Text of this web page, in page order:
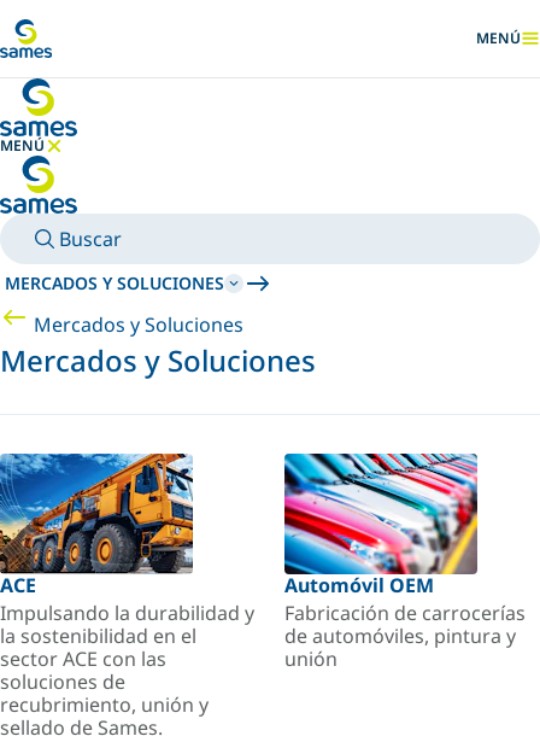
MENÚ
MENÚ
OCULTAR MENÚ
Buscar
MERCADOS Y SOLUCIONES
Mercados y Soluciones
Mercados y Soluciones
ACE
Impulsando la durabilidad y
la sostenibilidad en el
sector ACE con las
soluciones de
recubrimiento, unión y
sellado de Sames.
Automóvil OEM
Fabricación de carrocerías
de automóviles, pintura y
unión